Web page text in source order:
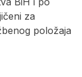
za
položaja